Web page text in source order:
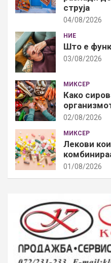
струја
04/08/2026
НИЕ
Што е
03/08/2026
МИКСЕР
Како
02/08/2026
МИКСЕР
Лекови
01/08/2026